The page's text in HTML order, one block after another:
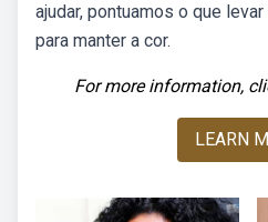
ajudar, pontuamos o que
para manter a cor.
For more information,
LEARN